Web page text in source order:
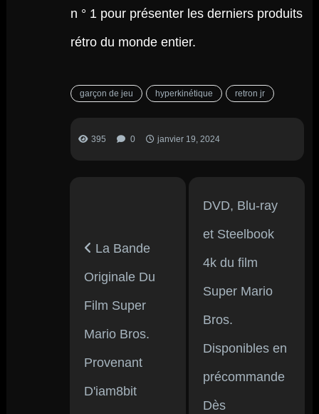
n ° 1 pour présenter les derniers produits
rétro du monde entier.
garçon de jeu hyperkinétique retron jr
395 0 janvier 19, 2024
La Bande
Originale Du
Film Super
Mario Bros.
Provenant
D'iam8bit
DVD, Blu-ray
et Steelbook
4k du film
Super Mario
Bros.
Disponibles en
précommande
Dès